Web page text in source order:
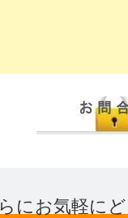
にお気軽に